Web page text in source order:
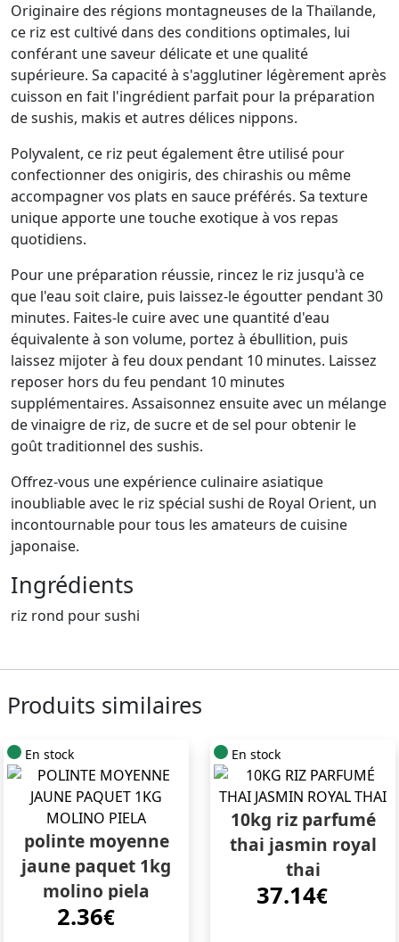
Originaire des régions montagneuses de la Thaïlande,
ce riz est cultivé dans des conditions optimales, lui
conférant une saveur délicate et une qualité
supérieure. Sa capacité à s'agglutiner légèrement après
cuisson en fait l'ingrédient parfait pour la préparation
de sushis, makis et autres délices nippons.
Polyvalent, ce riz peut également être utilisé pour
confectionner des onigiris, des chirashis ou même
accompagner vos plats en sauce préférés. Sa texture
unique apporte une touche exotique à vos repas
quotidiens.
Pour une préparation réussie, rincez le riz jusqu'à ce
que l'eau soit claire, puis laissez-le égoutter pendant 30
minutes. Faites-le cuire avec une quantité d'eau
équivalente à son volume, portez à ébullition, puis
laissez mijoter à feu doux pendant 10 minutes. Laissez
reposer hors du feu pendant 10 minutes
supplémentaires. Assaisonnez ensuite avec un mélange
de vinaigre de riz, de sucre et de sel pour obtenir le
goût traditionnel des sushis.
Offrez-vous une expérience culinaire asiatique
inoubliable avec le riz spécial sushi de Royal Orient, un
incontournable pour tous les amateurs de cuisine
japonaise.
Ingrédients
riz rond pour sushi
Produits similaires
En stock
polinte moyenne
jaune paquet 1kg
molino piela
2.36€
En stock
10kg riz parfumé
thai jasmin royal
thai
37.14€